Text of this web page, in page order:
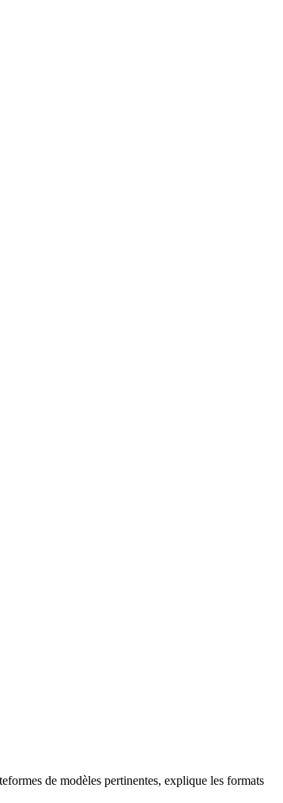
de modèles pertinentes, explique les formats